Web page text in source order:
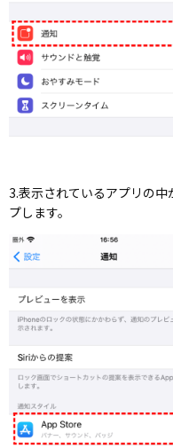
3.表示されているアプリの
プします。